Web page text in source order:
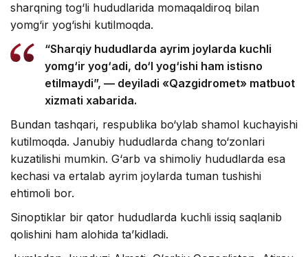
sharqning tog‘li hududlarida momaqaldiroq bilan
yomg‘ir yog‘ishi kutilmoqda.
“Sharqiy hududlarda ayrim joylarda kuchli
yomg‘ir yog‘adi, do‘l yog‘ishi ham istisno
etilmaydi”, — deyiladi «Qazgidromet» matbuot
xizmati xabarida.
Bundan tashqari, respublika bo‘ylab shamol kuchayishi
kutilmoqda. Janubiy hududlarda chang to‘zonlari
kuzatilishi mumkin. G‘arb va shimoliy hududlarda esa
kechasi va ertalab ayrim joylarda tuman tushishi
ehtimoli bor.
Sinoptiklar bir qator hududlarda kuchli issiq saqlanib
qolishini ham alohida ta’kidladi.